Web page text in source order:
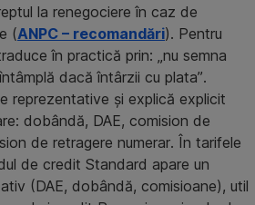
la renegociere în caz de
(ANPC – recomandări). Pentru
în practică prin: „nu semna
dacă întârzii cu plata”.
reprezentative și explică explicit
dobândă, DAE, comision de
de retragere numerar. În tarifele
de credit Standard apare un
(DAE, dobândă, comisioane), util